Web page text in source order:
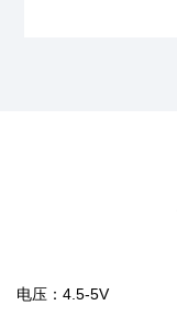
电压： 4.5-5V